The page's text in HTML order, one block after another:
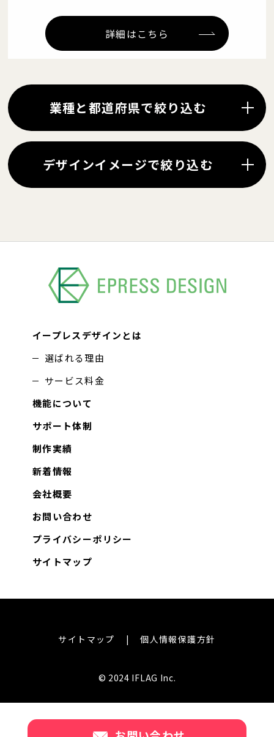
詳細はこちら
業種と都道府県で絞り込む
デザインイメージで絞り込む
イープレスデザインとは
選ばれる理由
サービス料金
機能について
サポート体制
制作実績
新着情報
会社概要
お問い合わせ
プライバシーポリシー
サイトマップ
サイトマップ 個人情報保護方針
© 2024 IFLAG Inc.